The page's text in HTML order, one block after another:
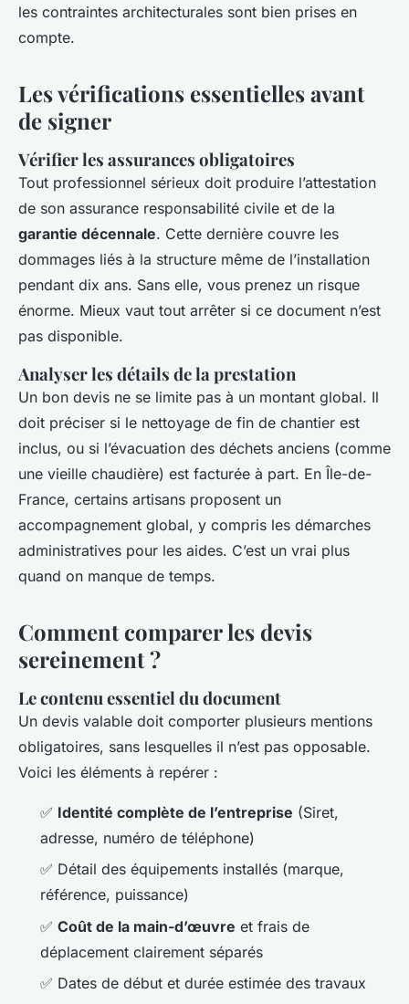
les contraintes architecturales sont bien prises en
compte.
Les vérifications essentielles avant
de signer
Vérifier les assurances obligatoires
Tout professionnel sérieux doit produire l’attestation
de son assurance responsabilité civile et de la
garantie décennale. Cette dernière couvre les
dommages liés à la structure même de l’installation
pendant dix ans. Sans elle, vous prenez un risque
énorme. Mieux vaut tout arrêter si ce document n’est
pas disponible.
Analyser les détails de la prestation
Un bon devis ne se limite pas à un montant global. Il
doit préciser si le nettoyage de fin de chantier est
inclus, ou si l’évacuation des déchets anciens (comme
une vieille chaudière) est facturée à part. En Île-de-
France, certains artisans proposent un
accompagnement global, y compris les démarches
administratives pour les aides. C’est un vrai plus
quand on manque de temps.
Comment comparer les devis
sereinement ?
Le contenu essentiel du document
Un devis valable doit comporter plusieurs mentions
obligatoires, sans lesquelles il n’est pas opposable.
Voici les éléments à repérer :
✅ Identité complète de l’entreprise (Siret,
adresse, numéro de téléphone)
✅ Détail des équipements installés (marque,
référence, puissance)
✅ Coût de la main-d’œuvre et frais de
déplacement clairement séparés
✅ Dates de début et durée estimée des travaux